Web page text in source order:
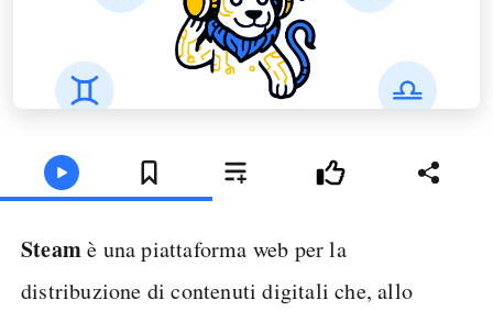
Steamè una piattaforma web per la
distribuzione di contenuti digitali che, allo